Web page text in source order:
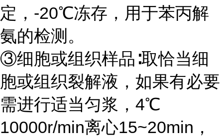
定，-20℃冻存，用于苯丙解
氨的检测。
③细胞或组织样品∶取恰当细
胞或组织裂解液，如果有必要
需进行适当匀浆，4℃
10000r/min离心15~20min，